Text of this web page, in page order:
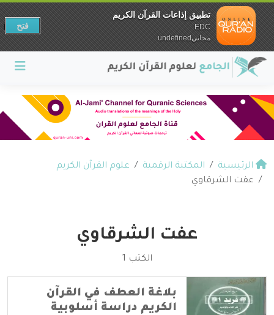
الرئيسية المكتبة الرقمية
علوم القرآن الكريم
عفت الشرقاوي
عفت الشرقاوي
الكتب 1
بلاغة العطف في القرآن
الكريم دراسة أسلوبية
تطبيق إذاعات القرآن الكريم
EDC
مجانيundefined
فتح